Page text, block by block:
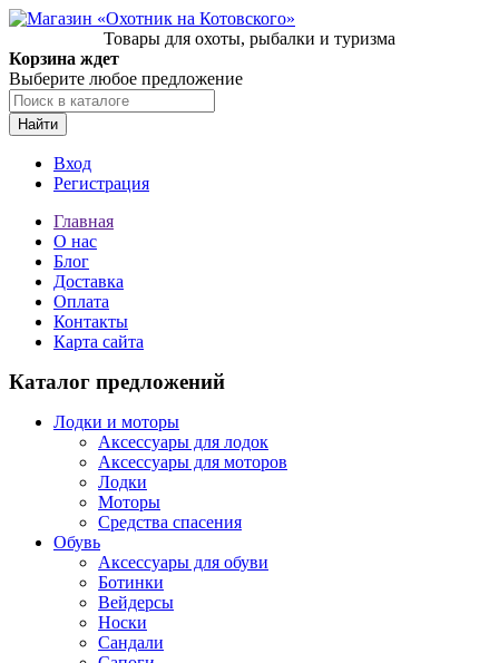
Товары для охоты, рыбалки и туризма
Корзина ждет
Выберите любое предложение
Найти
Вход
Регистрация
Главная
О нас
Блог
Доставка
Оплата
Контакты
Карта сайта
Каталог предложений
Лодки и моторы
Аксессуары для лодок
Аксессуары для моторов
Лодки
Моторы
Средства спасения
Обувь
Аксессуары для обуви
Ботинки
Вейдерсы
Носки
Сандали